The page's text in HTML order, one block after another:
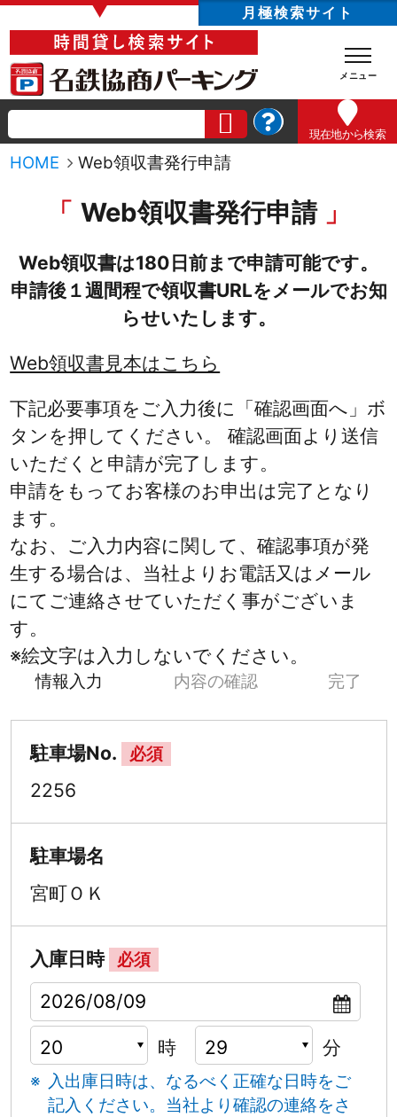
▼ 月極検索サイト
現在地から検索
HOME Web領収書発行申請
Web領収書発行申請
Web領収書は180日前まで申請可能です。
申請後１週間程で領収書URLをメールでお知
らせいたします。
Web領収書見本はこちら
下記必要事項をご入力後に「確認画面へ」ボ
タンを押してください。 確認画面より送信
いただくと申請が完了します。
申請をもってお客様のお申出は完了となり
ます。
なお、ご入力内容に関して、確認事項が発
生する場合は、当社よりお電話又はメール
にてご連絡させていただく事がございま
す。
※絵文字は入力しないでください。
情報入力 内容の確認 完了
駐車場No. 必須
2256
駐車場名
宮町ＯＫ
入庫日時 必須
時 分
入出庫日時は、なるべく正確な日時をご
記入ください。 当社より確認の連絡をさ